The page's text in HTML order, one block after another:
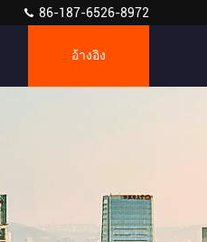
86-187-6526-8972
อ้างอิง